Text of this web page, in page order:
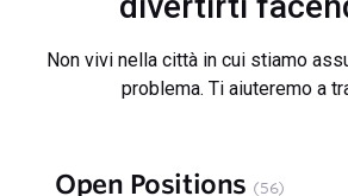
Non vivi nella città in cui stiamo
problema. Ti aiuteremo a